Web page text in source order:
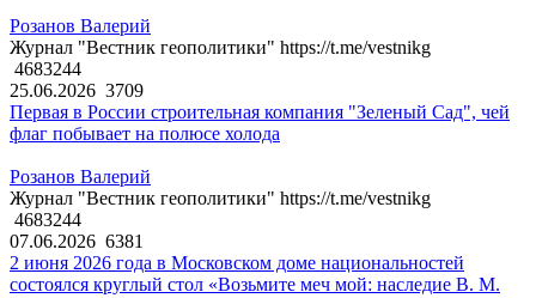
Розанов Валерий
Журнал "Вестник геополитики" https://t.me/vestnikg
4683244
25.06.2026 3709
Первая в России строительная компания "Зеленый Сад", чей
флаг побывает на полюсе холода
Розанов Валерий
Журнал "Вестник геополитики" https://t.me/vestnikg
4683244
07.06.2026 6381
2 июня 2026 года в Московском доме национальностей
состоялся круглый стол «Возьмите меч мой: наследие В. М.